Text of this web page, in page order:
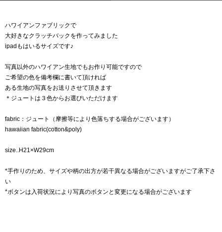
ハワイアンファブリックで
大好きなクラッチバックを作ってみました
ipadもはいるサイズです♪
写真以外のハワイアン生地でもお作り可能ですので
ご希望の色を備考欄に書いて頂ければ
ある生地の写真をお送りさせて頂きます
＊ジュートは３色からお選びいただけます
fabric：ジュート（摩擦等により色落ちする場合がございます）
hawaiian fabric(cotton&poly)
size..H21×W29cm
*手作りのため、サイズや柄の出方が若干異なる場合がございますがご了承下さ
い
*ボタンは入荷状況により写真のボタンと変更になる場合がございます